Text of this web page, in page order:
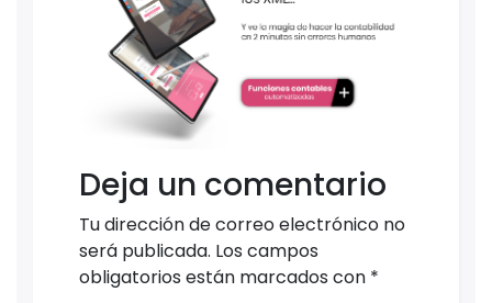
Deja un comentario
Tu dirección de correo electrónico no
será publicada. Los campos
obligatorios están marcados con *